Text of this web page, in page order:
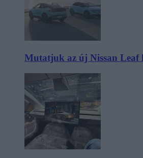
Mutatjuk az új Nissan Leaf